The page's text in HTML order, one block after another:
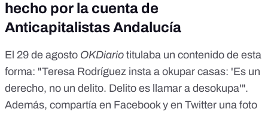
hecho por la cuenta de
Anticapitalistas Andalucía
El 29 de agosto OKDiario titulaba un contenido de esta
forma: "Teresa Rodríguez insta a okupar casas: 'Es un
derecho, no un delito. Delito es llamar a desokupa'".
Además, compartía en Facebooky en Twitter una foto